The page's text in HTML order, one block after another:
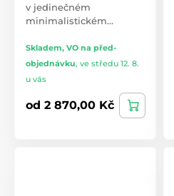
v jedinečném
minimalistickém…
Skladem, VO na před-
objednávku, ve středu 12. 8.
u vás
od 2 870,00 Kč